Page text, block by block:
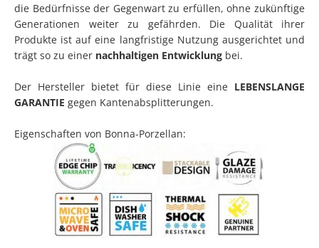
die Bedürfnisse der Gegenwart zu erfüllen, ohne zukünftige
Generationen weiter zu gefährden. Die Qualität ihrer
Produkte ist auf eine langfristige Nutzung ausgerichtet und
trägt so zu einer nachhaltigen Entwicklung bei.
Der Hersteller bietet für diese Linie eine LEBENSLANGE
GARANTIE gegen Kantenabsplitterungen.
Eigenschaften von Bonna-Porzellan: